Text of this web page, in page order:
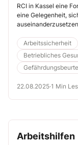
RCI in Kassel eine
eine Gelegenheit,
Arbeitssicherheit
Betriebliches
22.08.2025·1 Min
Arbeitshilfen